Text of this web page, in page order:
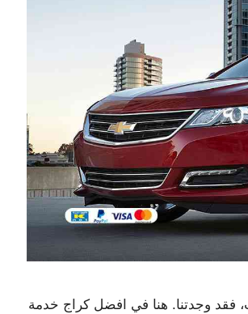
فقد وجدتنا. هنا في افضل كراج خدمة